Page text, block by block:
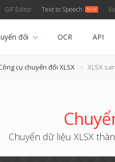
GIF Editor Text to Speech
đổi OCR API
cụ chuyển đổi XLSX XLSX
Chuyển dữ liệu XLSX